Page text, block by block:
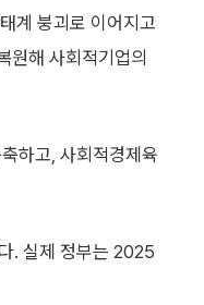
계 붕괴로 이어지고
원해 사회적기업의
하고, 사회적경제육
. 실제 정부는 2025